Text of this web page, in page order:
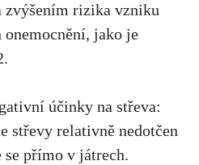
zvýšením rizika vzniku
jako je
.
účinky na střeva:
střevy relativně nedotčen
se přímo v játrech.